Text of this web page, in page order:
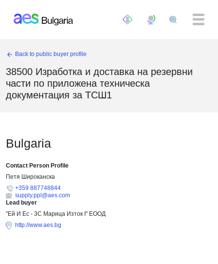
Back to public buyer profile
38500 Изработка и доставка на резервни
части по приложена техническа
документация за ТСШ1
Bulgaria
Contact Person Profile
Петя Широканска
+359 887748844
supply.ppl@aes.com
Lead buyer
"Ей И Ес - 3С Марица Изток I" ЕООД
http://www.aes.bg